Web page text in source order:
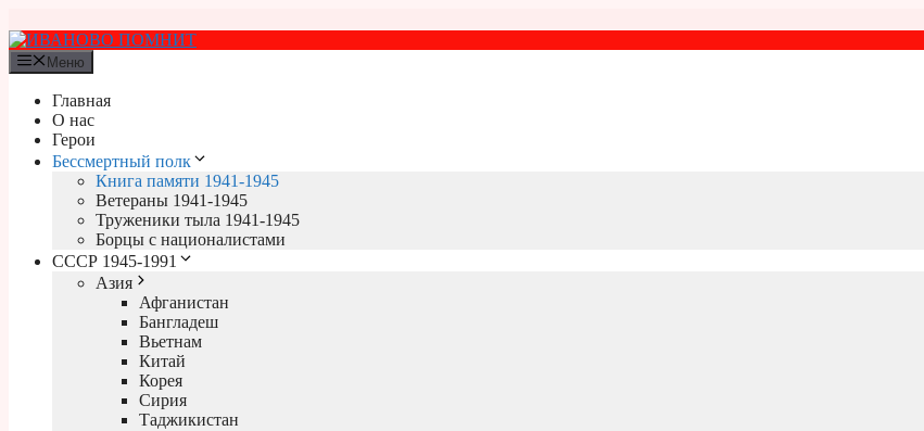
к
содержимому
Меню
Главная
О нас
Герои
Бессмертный полк
Книга памяти 1941-1945
Ветераны 1941-1945
Труженики тыла 1941-1945
Борцы с националистами
СССР 1945-1991
Азия
Афганистан
Бангладеш
Вьетнам
Китай
Корея
Сирия
Таджикистан